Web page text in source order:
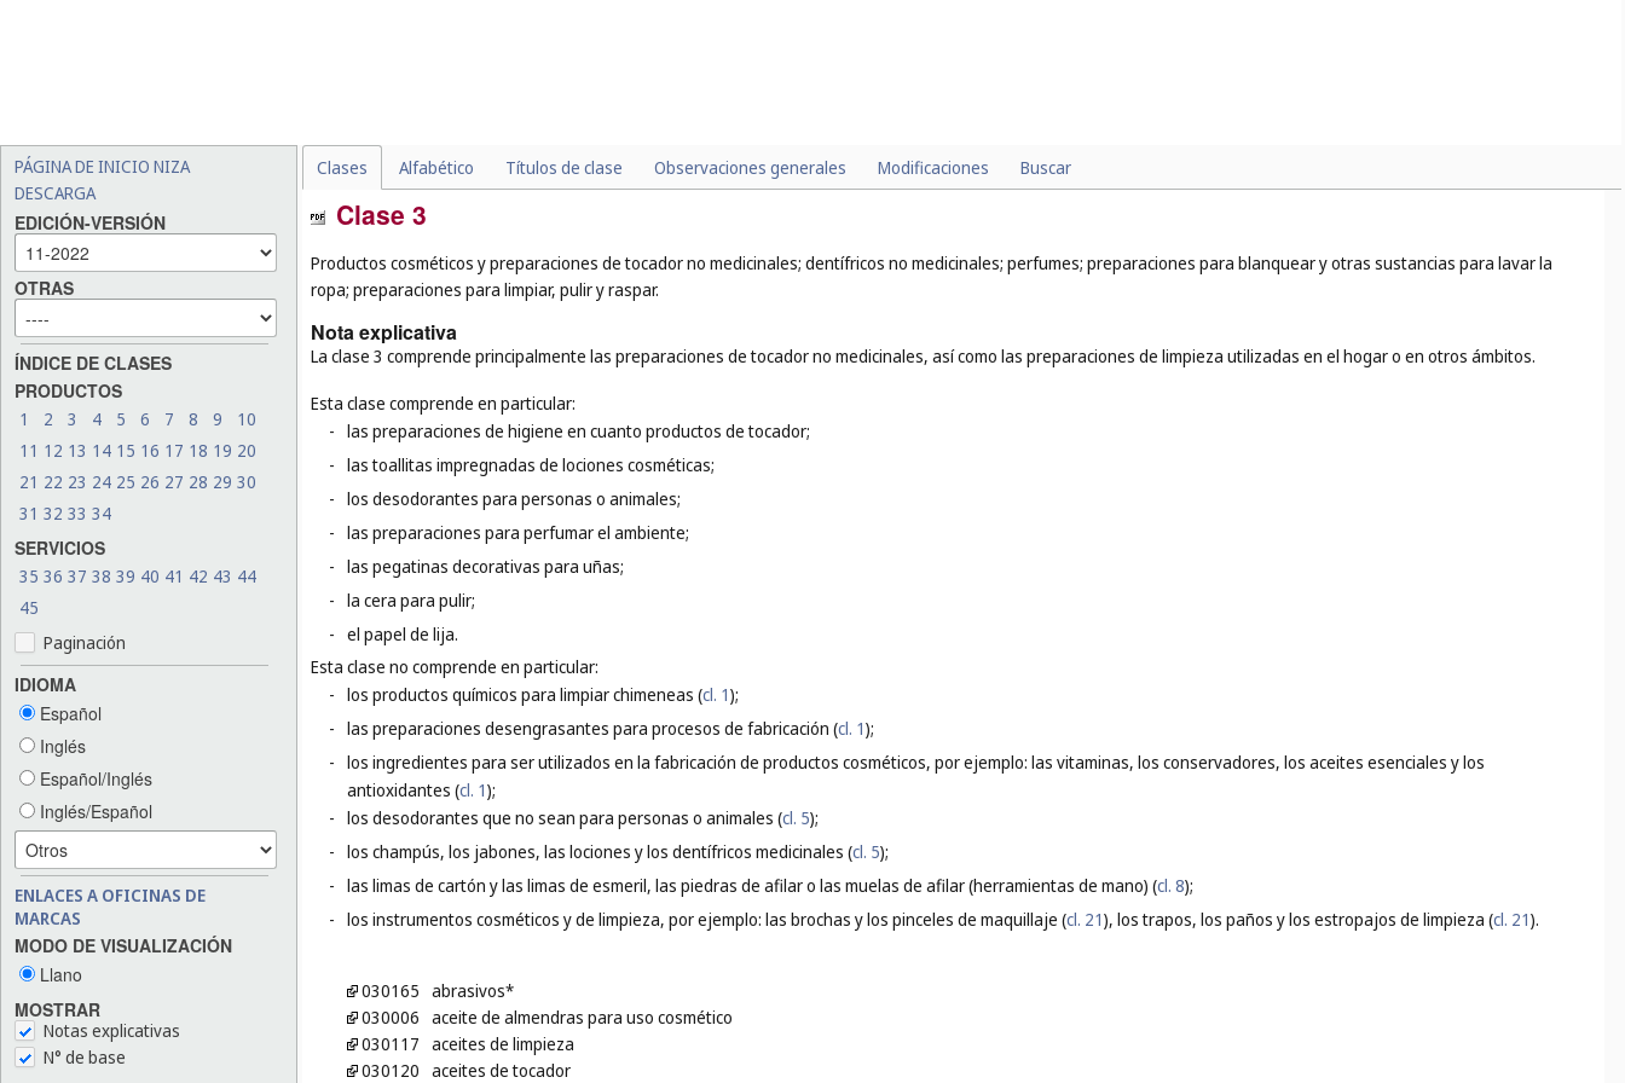
PÁGINA DE INICIO NIZA
DESCARGA
EDICIÓN-VERSIÓN
OTRAS
ÍNDICE DE CLASES
PRODUCTOS
1 2 3 4 5 6 7 8 9
10
11 12 13 14 15 16 17 18 19 20
21 22 23 24 25 26 27 28 29 30
31 32 33 34
SERVICIOS
35 36 37 38 39 40 41 42 43 44
45
Paginación
IDIOMA
Español
Inglés
Español/Inglés
Inglés/Español
ENLACES A OFICINAS DE
MARCAS
MODO DE VISUALIZACIÓN
Llano
MOSTRAR
Notas explicativas
N° de base
Clases Alfabético Títulos de clase Observaciones generales Modificaciones Buscar
Clase 3
Productos cosméticos y preparaciones de tocador no medicinales; dentífricos no medicinales; perfumes; preparaciones para blanquear y otras sustancias para lavar la
ropa; preparaciones para limpiar, pulir y raspar.
Nota explicativa
La clase 3 comprende principalmente las preparaciones de tocador no medicinales, así como las preparaciones de limpieza utilizadas en el hogar o en otros ámbitos.
Esta clase comprende en particular:
- las preparaciones de higiene en cuanto productos de tocador;
- las toallitas impregnadas de lociones cosméticas;
- los desodorantes para personas o animales;
- las preparaciones para perfumar el ambiente;
- las pegatinas decorativas para uñas;
- la cera para pulir;
- el papel de lija.
Esta clase no comprende en particular:
- los productos químicos para limpiar chimeneas (cl. 1);
- las preparaciones desengrasantes para procesos de fabricación (cl. 1);
- los ingredientes para ser utilizados en la fabricación de productos cosméticos, por ejemplo: las vitaminas, los conservadores, los aceites esenciales y los
antioxidantes (cl. 1);
- los desodorantes que no sean para personas o animales (cl. 5);
- los champús, los jabones, las lociones y los dentífricos medicinales (cl. 5);
- las limas de cartón y las limas de esmeril, las piedras de afilar o las muelas de afilar (herramientas de mano) (cl. 8);
- los instrumentos cosméticos y de limpieza, por ejemplo: las brochas y los pinceles de maquillaje (cl. 21), los trapos, los paños y los estropajos de limpieza (cl. 21).
030165 abrasivos*
030006 aceite de almendras para uso cosmético
030117 aceites de limpieza
030120 aceites de tocador